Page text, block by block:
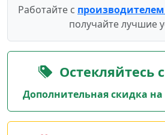
Работайте с
получайте лучшие
Остекляйтесь
Дополнительная скидка